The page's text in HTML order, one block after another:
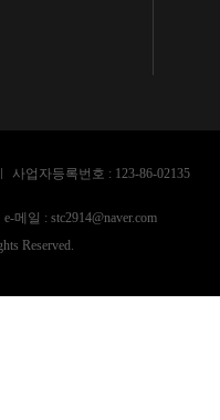
사업자등록번호 : 123-86-02135
e-메일 : stc2914@naver.com
Reserved.